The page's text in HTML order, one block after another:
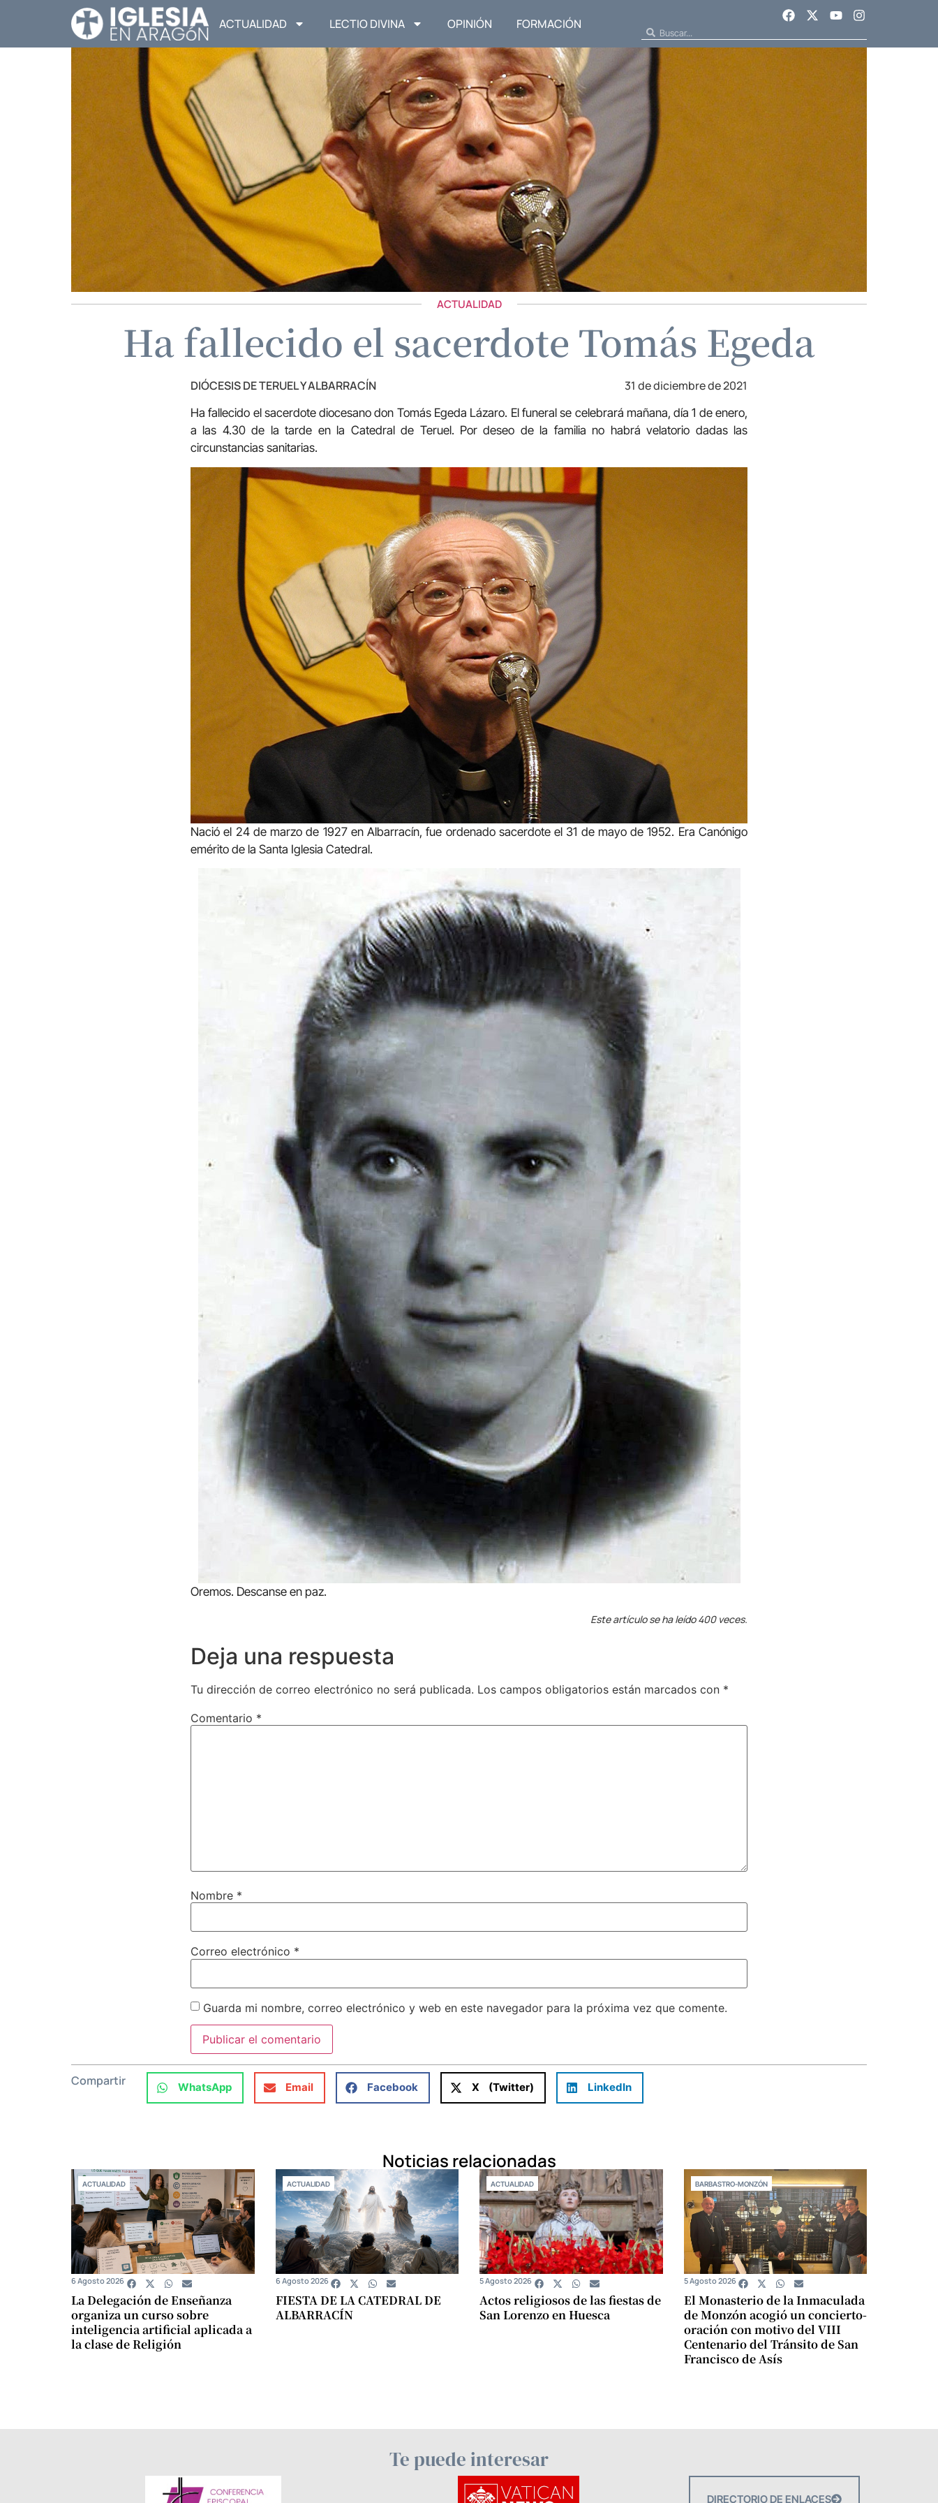
ACTUALIDAD LECTIO DIVINA OPINIÓN FORMACIÓN
ACTUALIDAD
Ha fallecido el sacerdote Tomás Egeda
DIÓCESIS DE TERUEL Y ALBARRACÍN 31 de diciembre de 2021
Ha fallecido el sacerdote diocesano don Tomás Egeda Lázaro. El funeral se celebrará mañana, día 1 de enero,
a las 4.30 de la tarde en la Catedral de Teruel. Por deseo de la familia no habrá velatorio dadas las
circunstancias sanitarias.
Nació el 24 de marzo de 1927 en Albarracín, fue ordenado sacerdote el 31 de mayo de 1952. Era Canónigo
emérito de la Santa Iglesia Catedral.
Oremos. Descanse en paz.
Este artículo se ha leído 400 veces.
Deja una respuesta
Tu dirección de correo electrónico no será publicada. Los campos obligatorios están marcados con *
Comentario *
Nombre *
Correo electrónico *
Guarda mi nombre, correo electrónico y web en este navegador para la próxima vez que comente.
Compartir WhatsApp Email Facebook X (Twitter) LinkedIn
Noticias relacionadas
ACTUALIDAD
La Delegación de Enseñanza
organiza un curso sobre
inteligencia artificial aplicada a
la clase de Religión
6 Agosto 2026
ACTUALIDAD
FIESTA DE LA CATEDRAL DE
ALBARRACÍN
6 Agosto 2026
ACTUALIDAD
Actos religiosos de las fiestas de
San Lorenzo en Huesca
5 Agosto 2026
BARBASTRO-MONZÓN
El Monasterio de la Inmaculada
de Monzón acogió un concierto-
oración con motivo del VIII
Centenario del Tránsito de San
Francisco de Asís
5 Agosto 2026
Te puede interesar
DIRECTORIO DE ENLACES